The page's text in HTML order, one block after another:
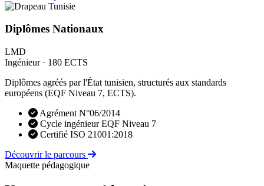
Diplômes Nationaux
LMD
Ingénieur · 180 ECTS
Diplômes agréés par l'État tunisien, structurés aux standards
européens (EQF Niveau 7, ECTS).
Agrément N°06/2014
Cycle ingénieur EQF Niveau 7
Certifié ISO 21001:2018
Découvrir le parcours
Maquette pédagogique